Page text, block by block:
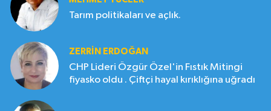
Tarım politikaları ve açlık.
ZERRIN ERDOĞAN
CHP Lideri Özgür Özel'in Fıstık Mitingi
fiyasko oldu . Çiftçi hayal kırıklığına uğradı